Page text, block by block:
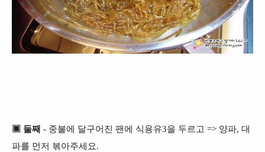
▣ 둘째 - 중불에 달구어진 팬에 식용유3을 두르고 => 양파, 대
파를 먼저 볶아주세요.